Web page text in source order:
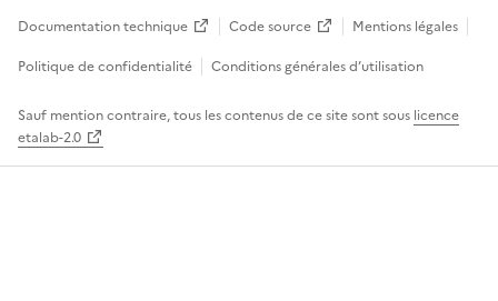
Documentation technique
Code source
Mentions légales
Politique de confidentialité
Conditions générales d’utilisation
Sauf mention contraire, tous les contenus de ce site sont sous licence
etalab-2.0